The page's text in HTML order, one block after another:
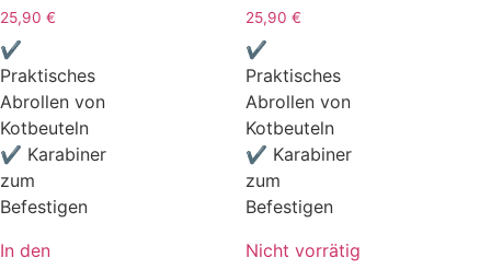
25,90 €
✔
Praktisches
Abrollen von
Kotbeuteln
✔ Karabiner
zum
Befestigen
In den
25,90 €
✔
Praktisches
Abrollen von
Kotbeuteln
✔ Karabiner
zum
Befestigen
Nicht vorrätig